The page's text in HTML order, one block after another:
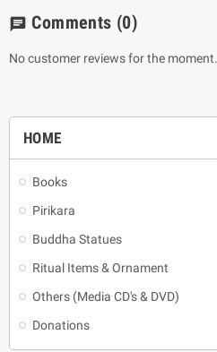
HOME
Books
Pirikara
Buddha Statues
Ritual Items & Ornament
Others (Media CD's & DVD)
Donations
chat Comments (0)
No customer reviews for the moment.